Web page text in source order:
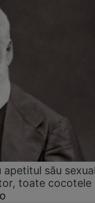
său
toate cocotele